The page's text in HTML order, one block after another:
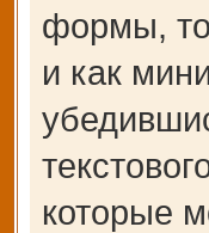
формы, то
и как
которые